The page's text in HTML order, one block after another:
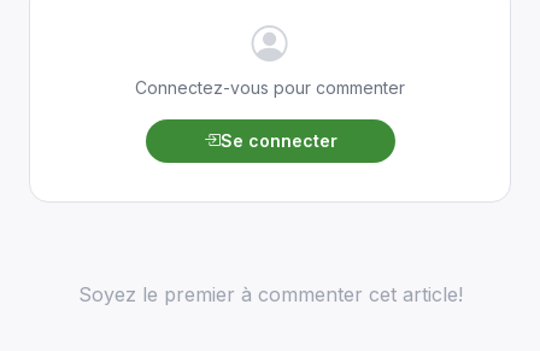
Connectez-vous pour commenter
Se connecter
Soyez le premier à commenter cet article!